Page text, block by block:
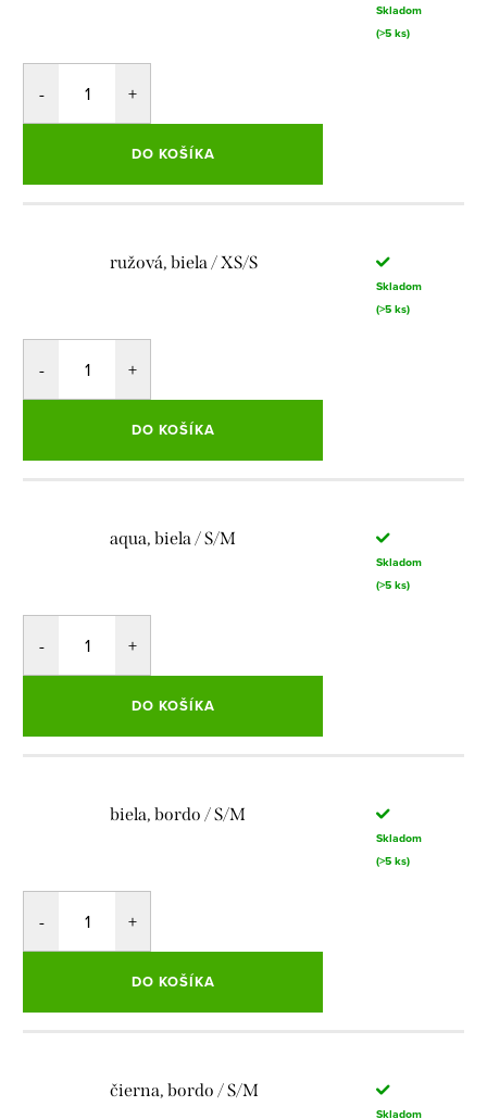
Skladom
(>5 ks)
DO KOŠÍKA
ružová, biela / XS/S
Skladom
(>5 ks)
DO KOŠÍKA
aqua, biela / S/M
Skladom
(>5 ks)
DO KOŠÍKA
biela, bordo / S/M
Skladom
(>5 ks)
DO KOŠÍKA
čierna, bordo / S/M
Skladom